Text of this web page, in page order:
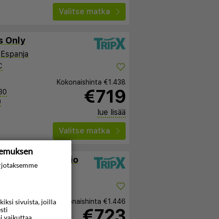
Valitse matka
Only
Espanja
Kokonaishinta €1.438
€719
lue lisää
Valitse matka
de San Antonio
Kokonaishinta €1.446
sivuista, joilla
vaikuttaa